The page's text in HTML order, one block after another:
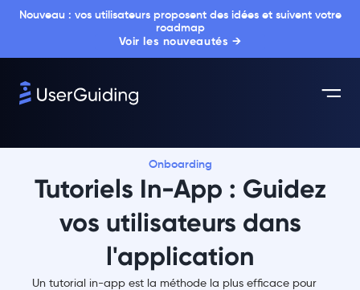
Nouveau : vos utilisateurs proposent des idées et suivent votre
roadmap
Voir les nouveautés →
Onboarding
Tutoriels In-App : Guidez
vos utilisateurs dans
l'application
Un tutorial in-app est la méthode la plus efficace pour